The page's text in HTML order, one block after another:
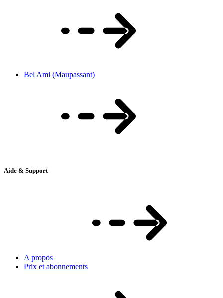
Bel Ami (Maupassant)
Aide & Support
A propos
Prix et abonnements